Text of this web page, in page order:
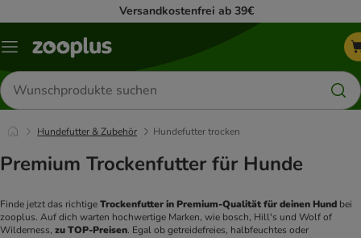
Versandkostenfrei ab 39€
Menü
Produkte
suchen
Hundefutter & Zubehör Hundefutter trocken
Premium Trockenfutter für Hunde
Finde jetzt das richtige Trockenfutter in Premium-Qualität für deinen Hund bei
zooplus. Auf dich warten hochwertige Marken, wie bosch, Hill's und Wolf of
Wilderness, zu TOP-Preisen